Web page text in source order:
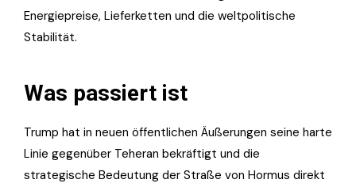
Energiepreise, Lieferketten und die weltpolitische
Stabilität.
Was passiert ist
Trump hat in neuen öffentlichen Äußerungen seine harte
Linie gegenüber Teheran bekräftigt und die
strategische Bedeutung der Straße von Hormus direkt